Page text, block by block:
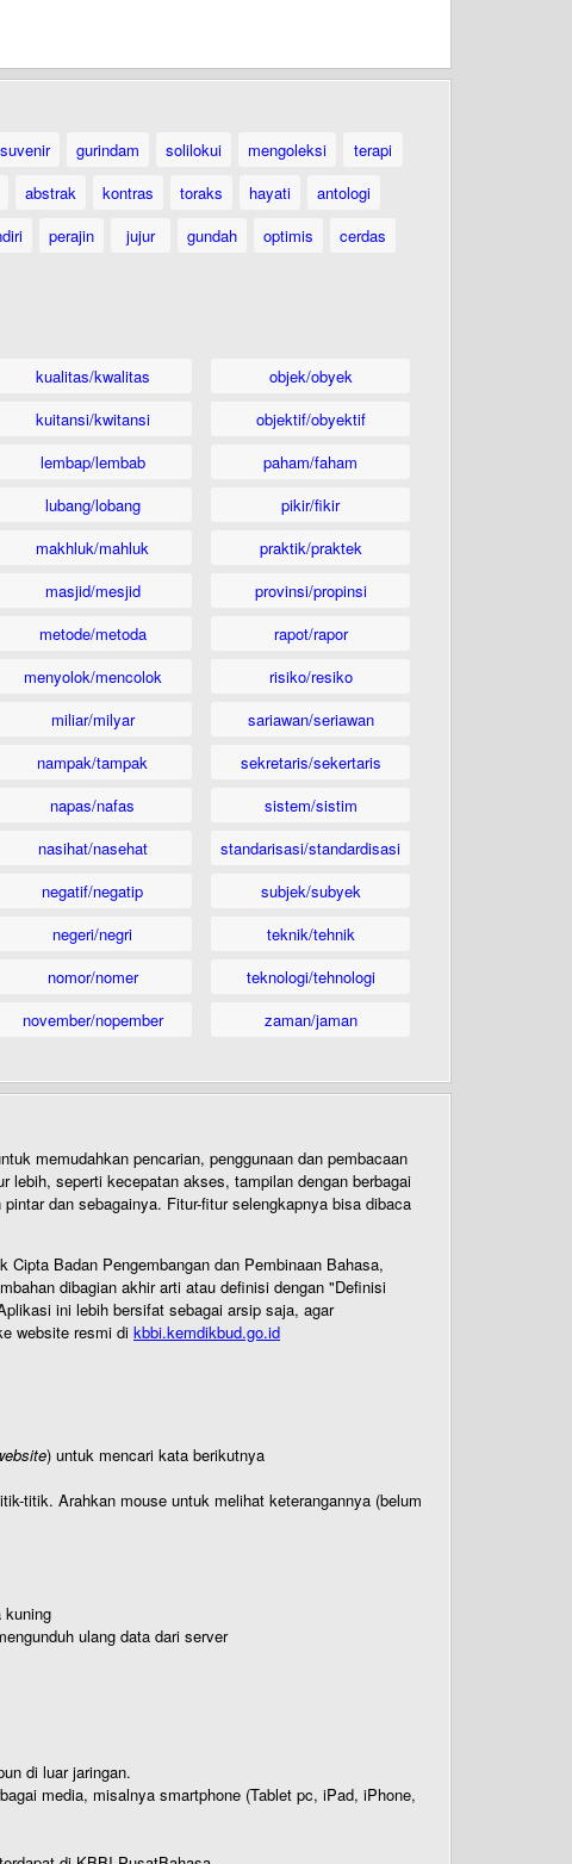
suvenir gurindam solilokui mengoleksi
terapi
abstrak kontras toraks hayati
antologi
perajin jujur gundah optimis
cerdas
kualitas/kwalitas
kuitansi/kwitansi
lembap/lembab
lubang/lobang
makhluk/mahluk
masjid/mesjid
metode/metoda
menyolok/mencolok
miliar/milyar
nampak/tampak
napas/nafas
nasihat/nasehat
negatif/negatip
negeri/negri
nomor/nomer
november/nopember
objek/obyek
objektif/obyektif
paham/faham
pikir/fikir
praktik/praktek
provinsi/propinsi
rapot/rapor
risiko/resiko
sariawan/seriawan
sekretaris/sekertaris
sistem/sistim
standarisasi/standardisasi
subjek/subyek
teknik/tehnik
teknologi/tehnologi
zaman/jaman
memudahkan pencarian, penggunaan dan pembacaan
lebih, seperti kecepatan akses, tampilan dengan berbagai
dan sebagainya. Fitur-fitur selengkapnya bisa dibaca
Badan Pengembangan dan Pembinaan Bahasa,
dibagian akhir arti atau definisi dengan "Definisi
ini lebih bersifat sebagai arsip saja, agar
website resmi di kbbi.kemdikbud.go.id
) untuk mencari kata berikutnya
titik. Arahkan mouse untuk melihat keterangannya (belum
kuning
ulang data dari server
di luar jaringan.
media, misalnya smartphone (Tablet pc, iPad, iPhone,